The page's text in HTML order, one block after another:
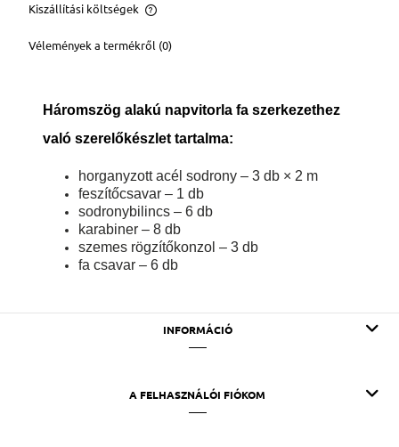
Kiszállítási költségek
Az ár nem tartalmazza az esetleges fizetési költségeket
Vélemények a termékről (0)
Háromszög alakú napvitorla fa szerkezethez
való szerelőkészlet tartalma:
horganyzott acél sodrony – 3 db × 2 m
feszítőcsavar – 1 db
sodronybilincs – 6 db
karabiner – 8 db
szemes rögzítőkonzol – 3 db
fa csavar – 6 db
INFORMÁCIÓ
A FELHASZNÁLÓI FIÓKOM